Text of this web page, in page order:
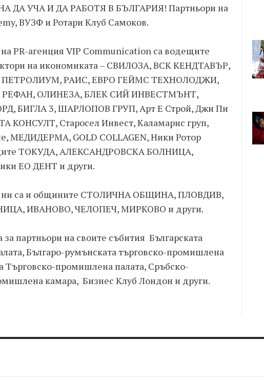
ДА УЧА И ДА РАБОТЯ В БЪЛГАРИЯ! Партньори на
ВУЗФ и Ротари Клуб Самоков.
PR-агенция VIP Communication са водещите
на икономиката – СВИЛОЗА, ВСК КЕНДТАВЪР,
РАИС, ЕВРО ГЕЙМС ТЕХНОЛОДЖИ,
ОЛИНЕЗА, БЛЕК СИЙ ИНВЕСТМЪНТ,
БИГЛА 3, ШАРЛОПОВ ГРУП, Арт Е Строй, Джи Пи
КОНСУЛТ, Старосел Инвест, Каламарис груп,
МЕДИДЕРМА, GOLD COLLAGEN, Ники Ротор
ТОКУДА, АЛЕКСАНДРОВСКА БОЛНИЦА,
ЕО ДЕНТ и други.
ни са и общините СТОЛИЧНА ОБЩИНА, ПЛОВДИВ,
ИВАНОВО, ЧЕЛОПЕЧ, МИРКОВО и други.
партньори на своите събития Българската
Българо-румънската търговско-промишлена
Търговско-промишлена палата, Сръбско-
камара, Бизнес Клуб Лондон и други.